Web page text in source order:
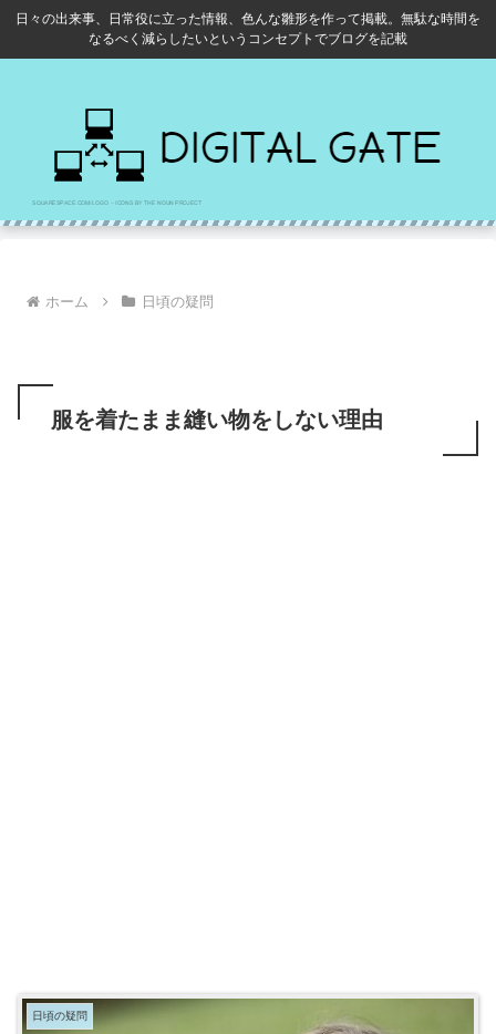
日々の出来事、日常役に立った情報、色んな雛形を作って掲載。無駄な時間を
なるべく減らしたいというコンセプトでブログを記載
ホーム 日頃の疑問
服を着たまま縫い物をしない理由
日頃の疑問